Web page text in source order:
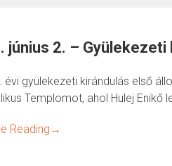
június 2. – Gyülekezeti
évi gyülekezeti kirándulás első
Templomot, ahol Hulej Enikő
Reading →